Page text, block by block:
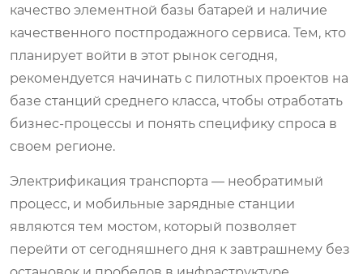
качество элементной базы батарей и наличие
качественного постпродажного сервиса. Тем, кто
планирует войти в этот рынок сегодня,
рекомендуется начинать с пилотных проектов на
базе станций среднего класса, чтобы отработать
бизнес-процессы и понять специфику спроса в
своем регионе.
Электрификация транспорта — необратимый
процесс, и мобильные зарядные станции
являются тем мостом, который позволяет
перейти от сегодняшнего дня к завтрашнему без